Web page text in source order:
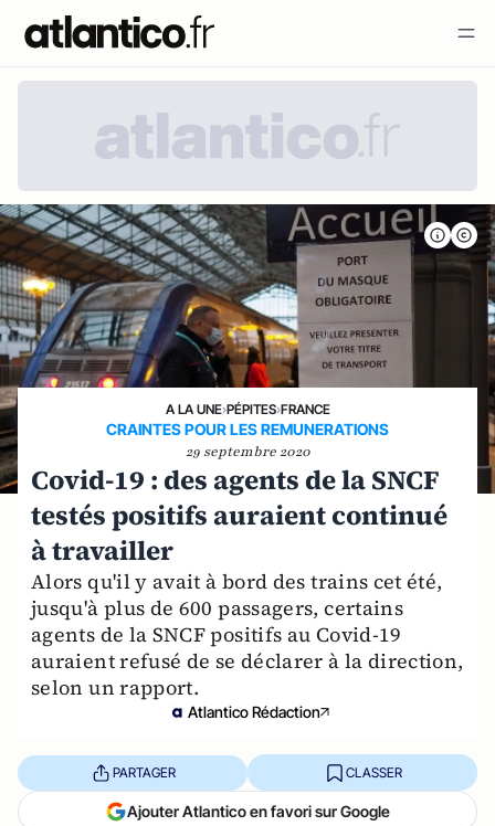
A LA UNE›PÉPITES›FRANCE
CRAINTES POUR LES REMUNERATIONS
29 septembre 2020
Covid-19 : des agents de la SNCF
testés positifs auraient continué
à travailler
Alors qu'il y avait à bord des trains cet été,
jusqu'à plus de 600 passagers, certains
agents de la SNCF positifs au Covid-19
auraient refusé de se déclarer à la direction,
selon un rapport.
Atlantico Rédaction
PARTAGER CLASSER
Ajouter Atlantico en favori sur Google